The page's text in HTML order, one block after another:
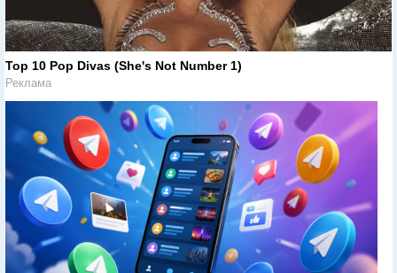
Top 10 Pop Divas (She's Not Number 1)
Реклама